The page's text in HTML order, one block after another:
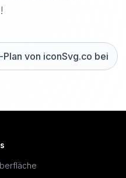
von iconSvg.co bei